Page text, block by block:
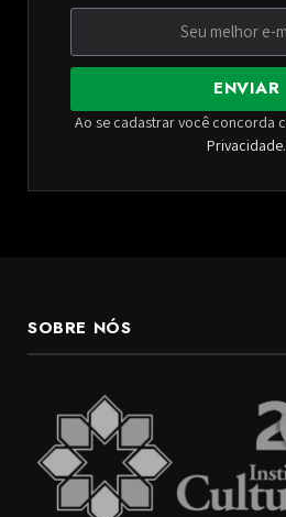
ENVIAR
Ao se cadastrar você concorda
Privacidade.
SOBRE NÓS